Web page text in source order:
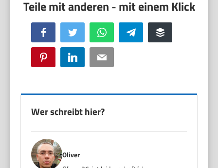
Facebook Twitter WhatsApp Telegram Buffer
Pinterest LinkedIn Email
Wer schreibt hier?
Oliver